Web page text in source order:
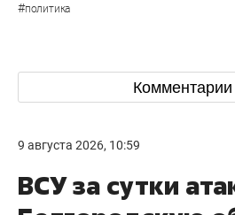
#политика
Комментарии
9 августа 2026, 10:59
ВСУ за сутки